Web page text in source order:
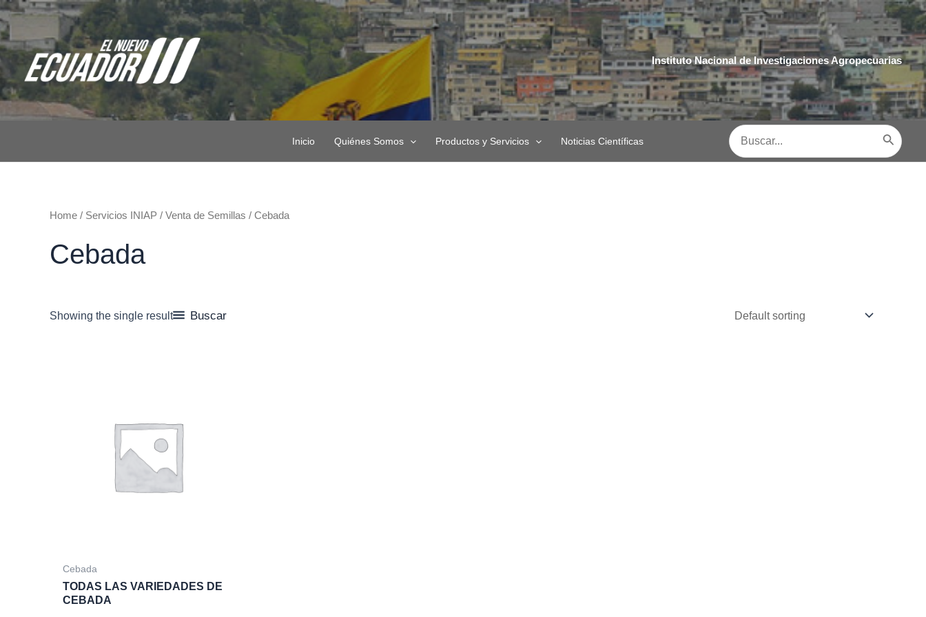
Ir
al
contenido
Instituto Nacional de Investigaciones Agropecuarias
Inicio Quiénes Somos Productos y Servicios Noticias Científicas
Buscar
por:
Home / Servicios INIAP / Venta de Semillas / Cebada
Cebada
Showing the single result Buscar
Cebada
TODAS LAS VARIEDADES DE
CEBADA